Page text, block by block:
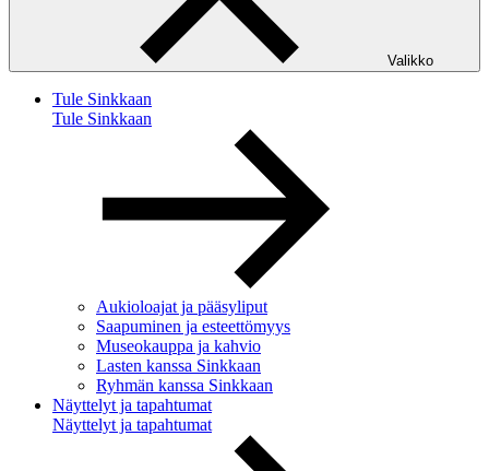
Valikko
Tule Sinkkaan
Tule Sinkkaan
Aukioloajat ja pääsyliput
Saapuminen ja esteettömyys
Museokauppa ja kahvio
Lasten kanssa Sinkkaan
Ryhmän kanssa Sinkkaan
Näyttelyt ja tapahtumat
Näyttelyt ja tapahtumat